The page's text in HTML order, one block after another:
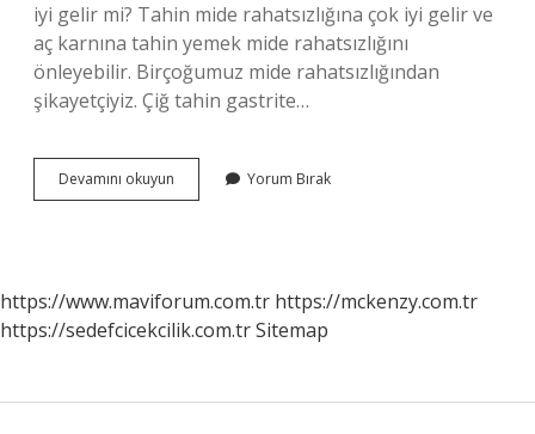
iyi gelir mi? Tahin mide rahatsızlığına çok iyi gelir ve
aç karnına tahin yemek mide rahatsızlığını
önleyebilir. Birçoğumuz mide rahatsızlığından
şikayetçiyiz. Çiğ tahin gastrite…
Devamını okuyun
Aç
Gelir
Mi
Yorum Bırak
https://www.maviforum.com.tr https://mckenzy.com.tr
https://sedefcicekcilik.com.trSitemap